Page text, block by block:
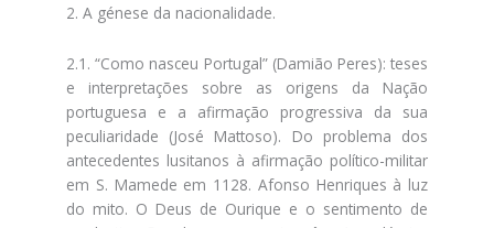
2. A génese da nacionalidade.
2.1. “Como nasceu Portugal” (Damião Peres): teses
e interpretações sobre as origens da Nação
portuguesa e a afirmação progressiva da sua
peculiaridade (José Mattoso). Do problema dos
antecedentes lusitanos à afirmação político-militar
em S. Mamede em 1128. Afonso Henriques à luz
do mito. O Deus de Ourique e o sentimento de